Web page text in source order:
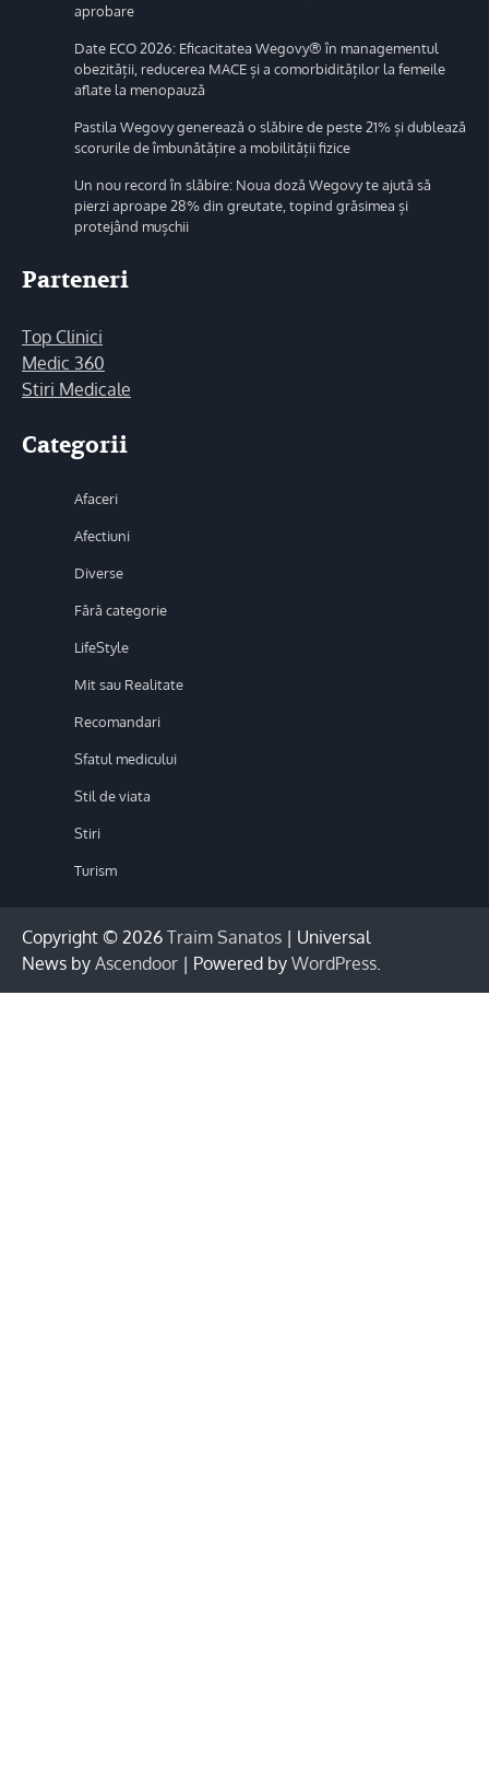
aprobare
Date ECO 2026: Eficacitatea Wegovy® în managementul
obezității, reducerea MACE și a comorbidităților la femeile
aflate la menopauză
Pastila Wegovy generează o slăbire de peste 21% și dublează
scorurile de îmbunătățire a mobilității fizice
Un nou record în slăbire: Noua doză Wegovy te ajută să
pierzi aproape 28% din greutate, topind grăsimea și
protejând mușchii
Parteneri
Top Clinici
Medic 360
Stiri Medicale
Categorii
Afaceri
Afectiuni
Diverse
Fără categorie
LifeStyle
Mit sau Realitate
Recomandari
Sfatul medicului
Stil de viata
Stiri
Turism
Copyright © 2026 Traim Sanatos | Universal
News by Ascendoor | Powered by WordPress